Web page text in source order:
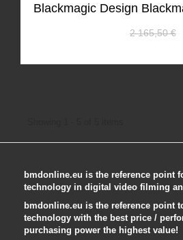
Blackmagic Design
2 165,50 €
bmdonline.eu is the reference point
technology in digital video filming
bmdonline.eu is the reference point
technology with the best price /
purchasing power the highest value!